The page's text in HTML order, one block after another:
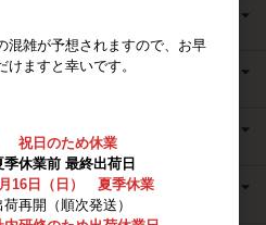
混雑が予想されますので、お早
ますと幸いです。
祝日のため休業
休業前 最終出荷日
16日（日） 夏季休業
再開（順次発送）